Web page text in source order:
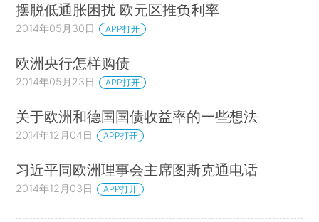
摆脱低通胀困扰 欧元区推负利率
2014年05月30日 APP打开
欧洲央行怎样购债
2014年05月23日 APP打开
关于欧洲和德国国债收益率的一些想法
2014年12月04日 APP打开
习近平同欧洲理事会主席图斯克通电话
2014年12月03日 APP打开